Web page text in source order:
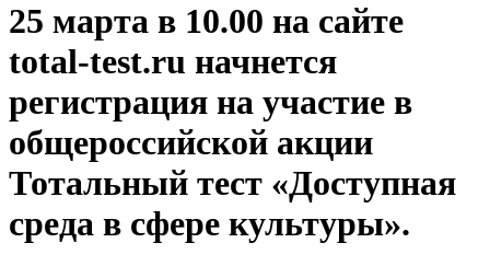
25 марта в 10.00 на сайте
total-test.ru начнется
регистрация на участие в
общероссийской акции
Тотальный тест «Доступная
среда в сфере культуры».